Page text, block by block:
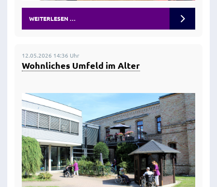
WEITERLESEN …
12.05.2026 14:36 Uhr
Wohnliches Umfeld im Alter